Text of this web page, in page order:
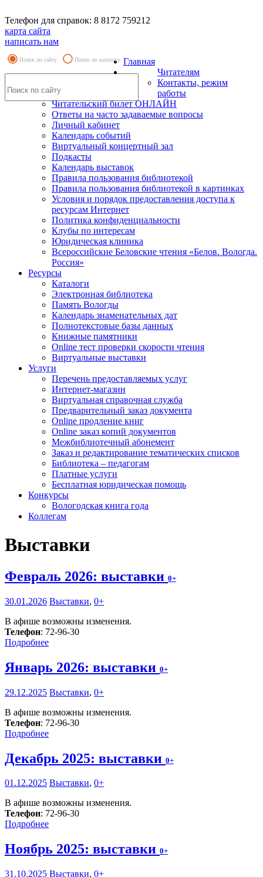
Телефон для справок: 8 8172 759212
карта сайта
написать нам
Поиск по сайту Поиск по каталогу Главная
Читателям
Контакты, режим
работы
Читательский билет ОНЛАЙН
Ответы на часто задаваемые вопросы
Личный кабинет
Календарь событий
Виртуальный концертный зал
Подкасты
Календарь выставок
Правила пользования библиотекой
Правила пользования библиотекой в картинках
Условия и порядок предоставления доступа к
ресурсам Интернет
Политика конфиденциальности
Клубы по интересам
Юридическая клиника
Всероссийские Беловские чтения «Белов. Вологда.
Россия»
Ресурсы
Каталоги
Электронная библиотека
Память Вологды
Календарь знаменательных дат
Полнотекстовые базы данных
Книжные памятники
Online тест проверки скорости чтения
Виртуальные выставки
Услуги
Перечень предоставляемых услуг
Интернет-магазин
Виртуальная справочная служба
Предварительный заказ документа
Online продление книг
Online заказ копий документов
Межбиблиотечный абонемент
Заказ и редактирование тематических списков
Библиотека – педагогам
Платные услуги
Бесплатная юридическая помощь
Конкурсы
Вологодская книга года
Коллегам
Выставки
Февраль 2026: выставки 0+
30.01.2026 Выставки, 0+
В афише возможны изменения.
Телефон: 72-96-30
Подробнее
Январь 2026: выставки 0+
29.12.2025 Выставки, 0+
В афише возможны изменения.
Телефон: 72-96-30
Подробнее
Декабрь 2025: выставки 0+
01.12.2025 Выставки, 0+
В афише возможны изменения.
Телефон: 72-96-30
Подробнее
Ноябрь 2025: выставки 0+
31.10.2025 Выставки, 0+